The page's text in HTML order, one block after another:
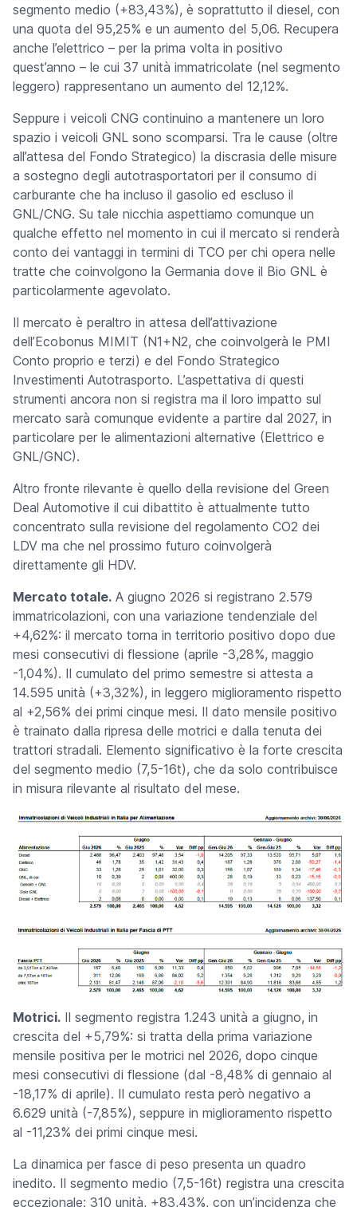
segmento medio (+83,43%), è soprattutto il diesel, con
una quota del 95,25% e un aumento del 5,06. Recupera
anche l’elettrico – per la prima volta in positivo
quest’anno – le cui 37 unità immatricolate (nel segmento
leggero) rappresentano un aumento del 12,12%.
Seppure i veicoli CNG continuino a mantenere un loro
spazio i veicoli GNL sono scomparsi. Tra le cause (oltre
all’attesa del Fondo Strategico) la discrasia delle misure
a sostegno degli autotrasportatori per il consumo di
carburante che ha incluso il gasolio ed escluso il
GNL/CNG. Su tale nicchia aspettiamo comunque un
qualche effetto nel momento in cui il mercato si renderà
conto dei vantaggi in termini di TCO per chi opera nelle
tratte che coinvolgono la Germania dove il Bio GNL è
particolarmente agevolato.
Il mercato è peraltro in attesa dell’attivazione
dell’Ecobonus MIMIT (N1+N2, che coinvolgerà le PMI
Conto proprio e terzi) e del Fondo Strategico
Investimenti Autotrasporto. L’aspettativa di questi
strumenti ancora non si registra ma il loro impatto sul
mercato sarà comunque evidente a partire dal 2027, in
particolare per le alimentazioni alternative (Elettrico e
GNL/GNC).
Altro fronte rilevante è quello della revisione del Green
Deal Automotive il cui dibattito è attualmente tutto
concentrato sulla revisione del regolamento CO2 dei
LDV ma che nel prossimo futuro coinvolgerà
direttamente gli HDV.
Mercato totale. A giugno 2026 si registrano 2.579
immatricolazioni, con una variazione tendenziale del
+4,62%: il mercato torna in territorio positivo dopo due
mesi consecutivi di flessione (aprile -3,28%, maggio
-1,04%). Il cumulato del primo semestre si attesta a
14.595 unità (+3,32%), in leggero miglioramento rispetto
al +2,56% dei primi cinque mesi. Il dato mensile positivo
è trainato dalla ripresa delle motrici e dalla tenuta dei
trattori stradali. Elemento significativo è la forte crescita
del segmento medio (7,5-16t), che da solo contribuisce
in misura rilevante al risultato del mese.
Motrici. Il segmento registra 1.243 unità a giugno, in
crescita del +5,79%: si tratta della prima variazione
mensile positiva per le motrici nel 2026, dopo cinque
mesi consecutivi di flessione (dal -8,48% di gennaio al
-18,17% di aprile). Il cumulato resta però negativo a
6.629 unità (-7,85%), seppure in miglioramento rispetto
al -11,23% dei primi cinque mesi.
La dinamica per fasce di peso presenta un quadro
inedito. Il segmento medio (7,5-16t) registra una crescita
eccezionale: 310 unità, +83,43%, con un’incidenza che